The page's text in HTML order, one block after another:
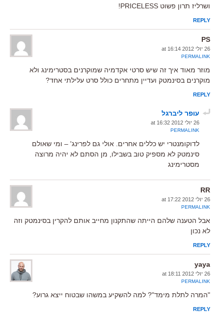
ושרליז תרון פשוט PRICELESS!
REPLY
PS
26 יולי 2012 at 16:14
PERMALINK
מוזר מאוד איך זה שיש סרטי אקדמיה שמוקרנים בסטרימינג ולא
מוקרנים בסינמטק ועדיין מתחרים כולל סרט עלילתי אחד?
REPLY
עופר ליברגל
26 יולי 2012 at 16:32
PERMALINK
לדוקומנטרי יש כללים אחרים. אולי גם לפרינג' – ומי שאולם
סינמטק לא מספיק טוב בשבילו, מן הסתם לא יהיה מרוצה
מסטרימינג
RR
26 יולי 2012 at 17:22
PERMALINK
אבל הטענה שלהם הייתה שהתקנון מחייב אותם להקרין בסינמטק וזה
לא נכון
REPLY
yaya
26 יולי 2012 at 18:11
PERMALINK
"המרה לתלת מימד"? למה להשקיע במשהו שבטוח ייצא גרוע?
REPLY